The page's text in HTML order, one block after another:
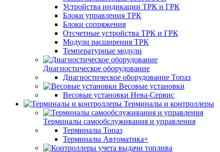
Устройства индикации ТРК и ГРК
Блоки управления ТРК
Блоки сопряжения
Отсчетные устройства ТРК и ГРК
Модули расширения ТРК
Температурные модули
Диагностическое оборудование
Диагностическое оборудование Топаз
Весовые установки
Весовые установки Нева-Сервис
Терминалы и контроллеры
Терминалы самообслуживания и управления
Терминалы Топаз
Терминалы Автоматика+